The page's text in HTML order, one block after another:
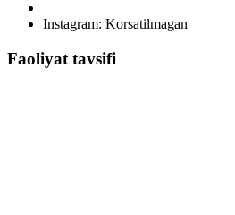
Instagram: Korsatilmagan
Faoliyat tavsifi